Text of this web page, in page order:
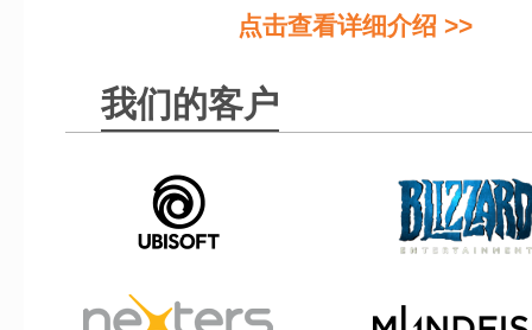
点击查看详细介绍 >>
我们的客户